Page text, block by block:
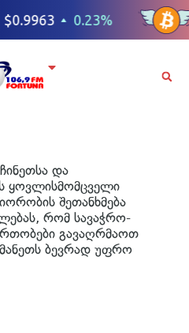
და
ყოვლისმომცველი
შეთანხმება
რომ სავაჭრო-
გავაღრმაოთ
ბევრად უფრო